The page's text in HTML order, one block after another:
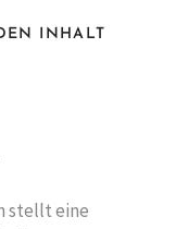
INHALT
stellt eine